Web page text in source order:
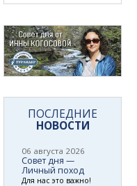
ПОСЛЕДНИЕ
НОВОСТИ
06 августа 2026
Совет дня —
Личный поход
Для нас это важно!